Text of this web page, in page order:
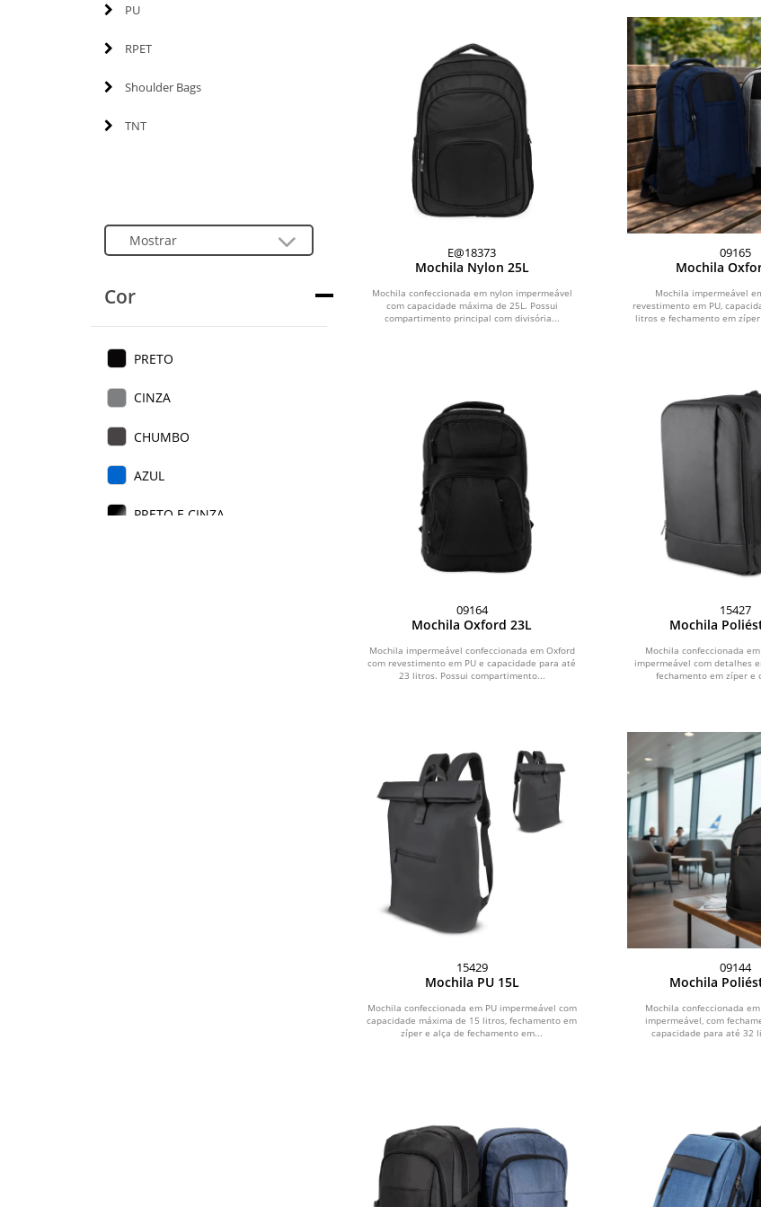
PU
RPET
Shoulder Bags
TNT
Cor
PRETO
CINZA
CHUMBO
AZUL
PRETO E CINZA
E@18373
Mochila Nylon 25L
Mochila confeccionada em nylon impermeável
com capacidade máxima de 25L. Possui
compartimento principal com divisória...
09165
Mochila
Mochila impermeável
revestimento em PU,
litros e fechamento em
09164
Mochila Oxford 23L
Mochila impermeável confeccionada em Oxford
com revestimento em PU e capacidade para até
23 litros. Possui compartimento...
15427
Mochila
Mochila confeccionada
impermeável com detalhes
fechamento em zíper e
15429
Mochila PU 15L
Mochila confeccionada em PU impermeável com
capacidade máxima de 15 litros, fechamento em
zíper e alça de fechamento em...
09144
Mochila
Mochila confeccionada
impermeável, com
capacidade para até 32